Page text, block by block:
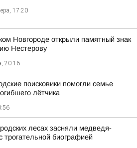
17:20
Новгороде открыли памятный знак
Нестерову
20:16
поисковики помогли семье
лётчика
лесах засняли медведя-
трогательной биографией